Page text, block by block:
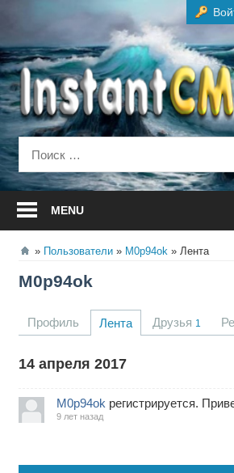
содержанию
MENU
Пользователи M0p94ok Лента
M0p94ok
Профиль Лента Друзья 1
14 апреля 2017
M0p94ok регистрируется.
9 лет назад